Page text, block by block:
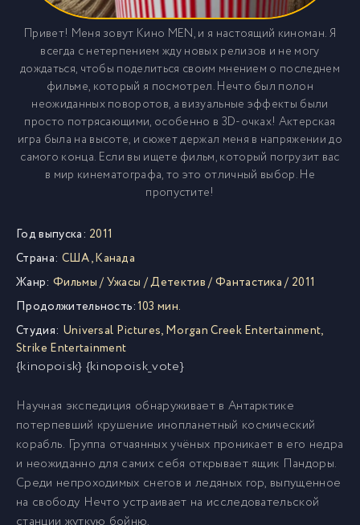
Привет! Меня зовут Кино MEN, и я настоящий киноман. Я
всегда с нетерпением жду новых релизов и не могу
дождаться, чтобы поделиться своим мнением о последнем
фильме, который я посмотрел. Нечто был полон
неожиданных поворотов, а визуальные эффекты были
просто потрясающими, особенно в 3D-очках! Актерская
игра была на высоте, и сюжет держал меня в напряжении до
самого конца. Если вы ищете фильм, который погрузит вас
в мир кинематографа, то это отличный выбор. Не
пропустите!
Год выпуска: 2011
Страна: США,Канада
Жанр: Фильмы/Ужасы /Детектив/Фантастика/ 2011
Продолжительность:103 мин.
Студия: Universal Pictures,Morgan Creek Entertainment,
Strike Entertainment
{kinopoisk} {kinopoisk_vote}
Научная экспедиция обнаруживает в Антарктике
потерпевший крушение инопланетный космический
корабль. Группа отчаянных учёных проникает в его недра
и неожиданно для самих себя открывает ящик Пандоры.
Среди непроходимых снегов и ледяных гор, выпущенное
на свободу Нечто устраивает на исследовательской